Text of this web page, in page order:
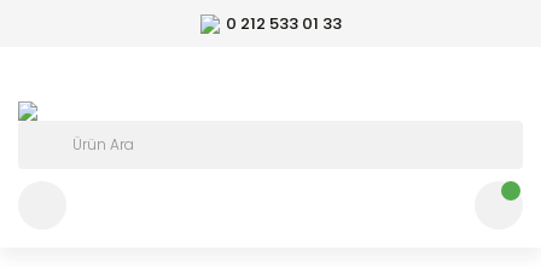
0 212 533 01 33